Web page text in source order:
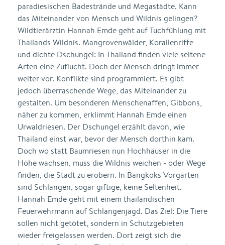
paradiesischen Badestrände und Megastädte. Kann
das Miteinander von Mensch und Wildnis gelingen?
Wildtierärztin Hannah Emde geht auf Tuchfühlung mit
Thailands Wildnis. Mangrovenwälder, Korallenriffe
und dichte Dschungel: In Thailand finden viele seltene
Arten eine Zuflucht. Doch der Mensch dringt immer
weiter vor. Konflikte sind programmiert. Es gibt
jedoch überraschende Wege, das Miteinander zu
gestalten. Um besonderen Menschenaffen, Gibbons,
näher zu kommen, erklimmt Hannah Emde einen
Urwaldriesen. Der Dschungel erzählt davon, wie
Thailand einst war, bevor der Mensch dorthin kam.
Doch wo statt Baumriesen nun Hochhäuser in die
Höhe wachsen, muss die Wildnis weichen - oder Wege
finden, die Stadt zu erobern. In Bangkoks Vorgärten
sind Schlangen, sogar giftige, keine Seltenheit.
Hannah Emde geht mit einem thailändischen
Feuerwehrmann auf Schlangenjagd. Das Ziel: Die Tiere
sollen nicht getötet, sondern in Schutzgebieten
wieder freigelassen werden. Dort zeigt sich die